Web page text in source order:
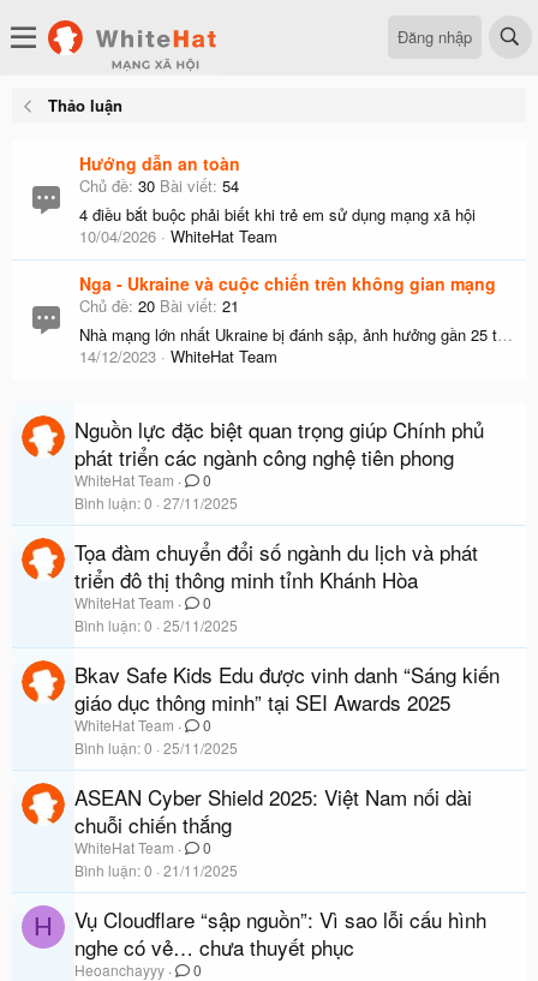
Đăng nhập
Thảo luận
Hướng dẫn an toàn
Chủ đề 30 Bài viết 54
4 điều bắt buộc phải biết khi trẻ em sử dụng mạng xã hội
10/04/2026
WhiteHat Team
Nga - Ukraine và cuộc chiến trên không gian mạng
Chủ đề 20 Bài viết 21
Nhà mạng lớn nhất Ukraine bị đánh sập, ảnh hưởng gần 25 triệu người
14/12/2023
WhiteHat Team
Nguồn lực đặc biệt quan trọng giúp Chính phủ
phát triển các ngành công nghệ tiên phong
WhiteHat Team
0
Bình luận 0 27/11/2025
Tọa đàm chuyển đổi số ngành du lịch và phát
triển đô thị thông minh tỉnh Khánh Hòa
WhiteHat Team
0
Bình luận 0 25/11/2025
Bkav Safe Kids Edu được vinh danh “Sáng kiến
giáo dục thông minh” tại SEI Awards 2025
WhiteHat Team
0
Bình luận 0 25/11/2025
ASEAN Cyber Shield 2025: Việt Nam nối dài
chuỗi chiến thắng
WhiteHat Team
0
Bình luận 0 21/11/2025
H
Vụ Cloudflare “sập nguồn”: Vì sao lỗi cấu hình
nghe có vẻ… chưa thuyết phục
Heoanchayyy
0